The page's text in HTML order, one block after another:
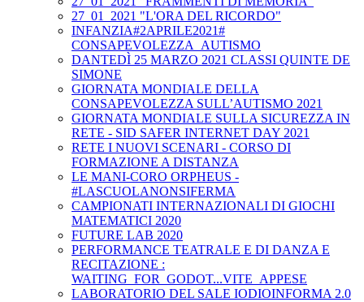
27_01_2021 "L'ORA DEL RICORDO"
INFANZIA#2APRILE2021#
CONSAPEVOLEZZA_AUTISMO
DANTEDÌ 25 MARZO 2021 CLASSI QUINTE DE
SIMONE
GIORNATA MONDIALE DELLA
CONSAPEVOLEZZA SULL’AUTISMO 2021
GIORNATA MONDIALE SULLA SICUREZZA IN
RETE - SID SAFER INTERNET DAY 2021
RETE I NUOVI SCENARI - CORSO DI
FORMAZIONE A DISTANZA
LE MANI-CORO ORPHEUS -
#LASCUOLANONSIFERMA
CAMPIONATI INTERNAZIONALI DI GIOCHI
MATEMATICI 2020
FUTURE LAB 2020
PERFORMANCE TEATRALE E DI DANZA E
RECITAZIONE :
WAITING_FOR_GODOT...VITE_APPESE
LABORATORIO DEL SALE IODIOINFORMA 2.0